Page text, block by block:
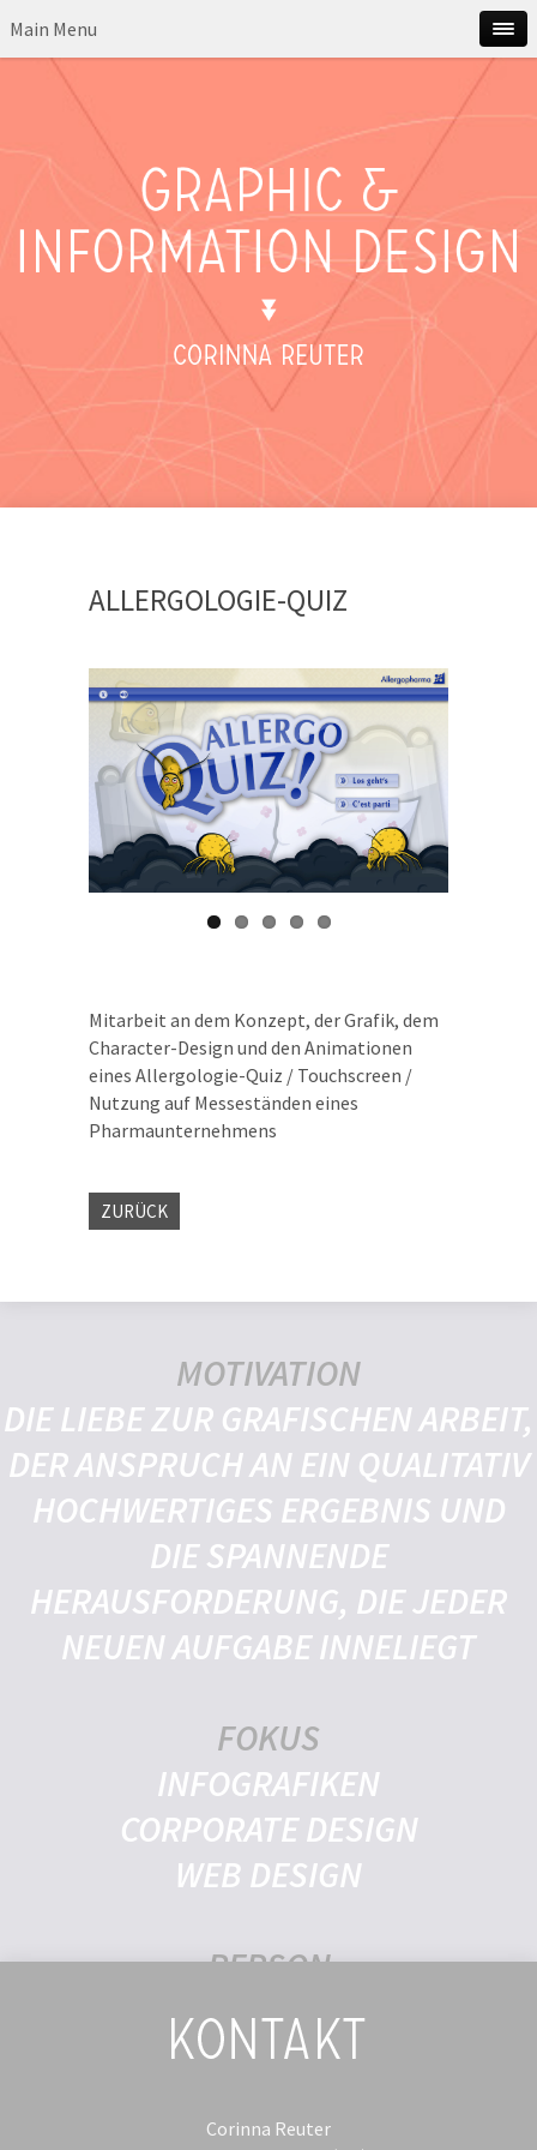
Main Menu
ALLERGOLOGIE-QUIZ
Mitarbeit an dem Konzept, der Grafik, dem
Character-Design und den Animationen
eines Allergologie-Quiz / Touchscreen /
Nutzung auf Messeständen eines
Pharmaunternehmens
ZURÜCK
MOTIVATION
DIE LIEBE ZUR GRAFISCHEN ARBEIT,
DER ANSPRUCH AN EIN QUALITATIV
HOCHWERTIGES ERGEBNIS UND
DIE SPANNENDE
HERAUSFORDERUNG, DIE JEDER
NEUEN AUFGABE INNELIEGT
FOKUS
INFOGRAFIKEN
CORPORATE DESIGN
WEB DESIGN
PERSON
FREIBERUFLICHE DESIGNERIN SEIT
2007
Corinna Reuter